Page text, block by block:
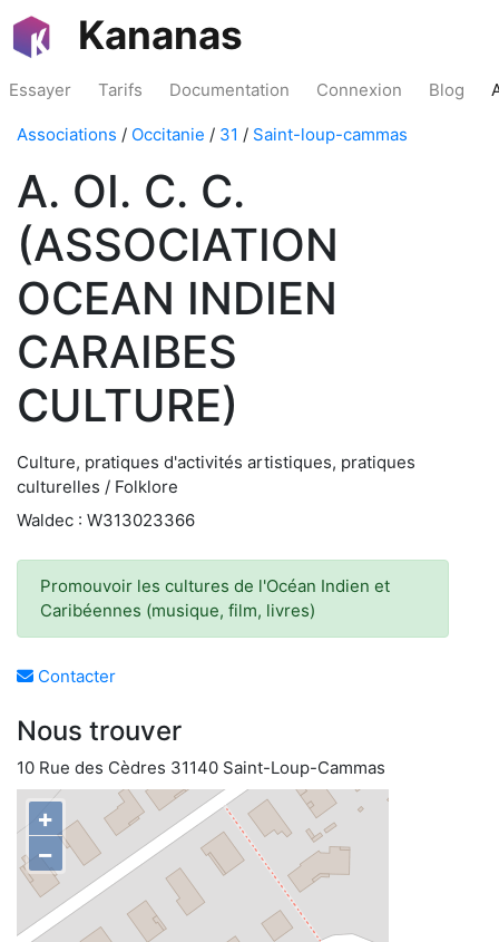
Kananas
Essayer Tarifs Documentation Connexion Blog
Associations / Occitanie / 31 / Saint-loup-cammas
A. OI. C. C.
(ASSOCIATION
OCEAN INDIEN
CARAIBES
CULTURE)
Culture, pratiques d'activités artistiques, pratiques
culturelles / Folklore
Waldec : W313023366
Promouvoir les cultures de l'Océan Indien et
Caribéennes (musique, film, livres)
Contacter
Nous trouver
10 Rue des Cèdres 31140 Saint-Loup-Cammas
+
−